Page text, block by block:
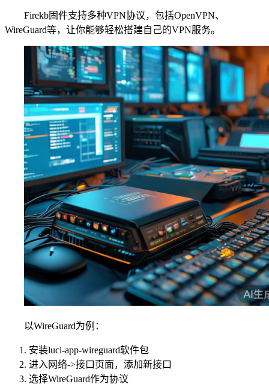
Firekb固件支持多种VPN协议，包括OpenVPN、
WireGuard等，让你能够轻松搭建自己的VPN服务。
以WireGuard为例：
安装luci-app-wireguard软件包
进入网络->接口页面，添加新接口
选择WireGuard作为协议